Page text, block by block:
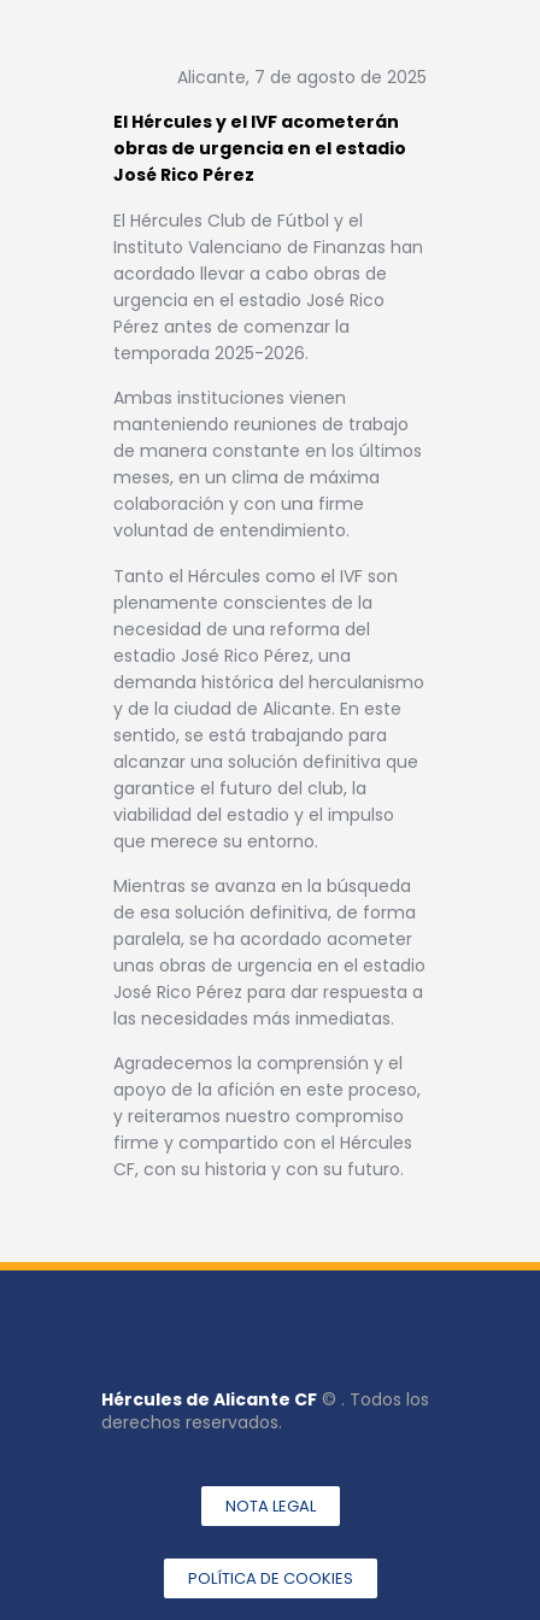
Alicante, 7 de agosto de 2025
El Hércules y el IVF acometerán
obras de urgencia en el estadio
José Rico Pérez
El Hércules Club de Fútbol y el
Instituto Valenciano de Finanzas han
acordado llevar a cabo obras de
urgencia en el estadio José Rico
Pérez antes de comenzar la
temporada 2025-2026.
Ambas instituciones vienen
manteniendo reuniones de trabajo
de manera constante en los últimos
meses, en un clima de máxima
colaboración y con una firme
voluntad de entendimiento.
Tanto el Hércules como el IVF son
plenamente conscientes de la
necesidad de una reforma del
estadio José Rico Pérez, una
demanda histórica del herculanismo
y de la ciudad de Alicante. En este
sentido, se está trabajando para
alcanzar una solución definitiva que
garantice el futuro del club, la
viabilidad del estadio y el impulso
que merece su entorno.
Mientras se avanza en la búsqueda
de esa solución definitiva, de forma
paralela, se ha acordado acometer
unas obras de urgencia en el estadio
José Rico Pérez para dar respuesta a
las necesidades más inmediatas.
Agradecemos la comprensión y el
apoyo de la afición en este proceso,
y reiteramos nuestro compromiso
firme y compartido con el Hércules
CF, con su historia y con su futuro.
Hércules de Alicante CF © . Todos los
derechos reservados.
NOTA LEGAL
POLÍTICA DE COOKIES